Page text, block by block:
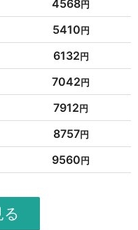
4568
5410
6132
7042
7912
8757
9560